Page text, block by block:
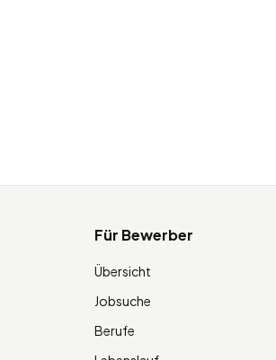
Für Bewerber
Übersicht
Jobsuche
Berufe